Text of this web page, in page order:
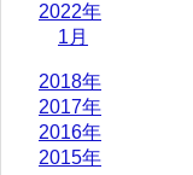
2022年
1月
2018年
2017年
2016年
2015年